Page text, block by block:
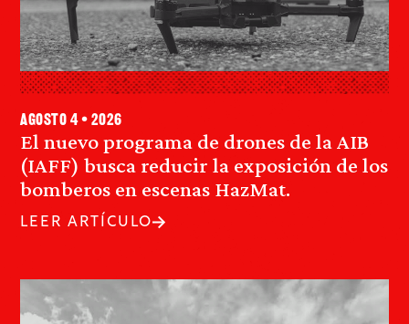
El nuevo programa de drones de la AIB
(IAFF) busca reducir la exposición de los
bomberos en escenas HazMat.
agosto 4 • 2026
LEER ARTÍCULO